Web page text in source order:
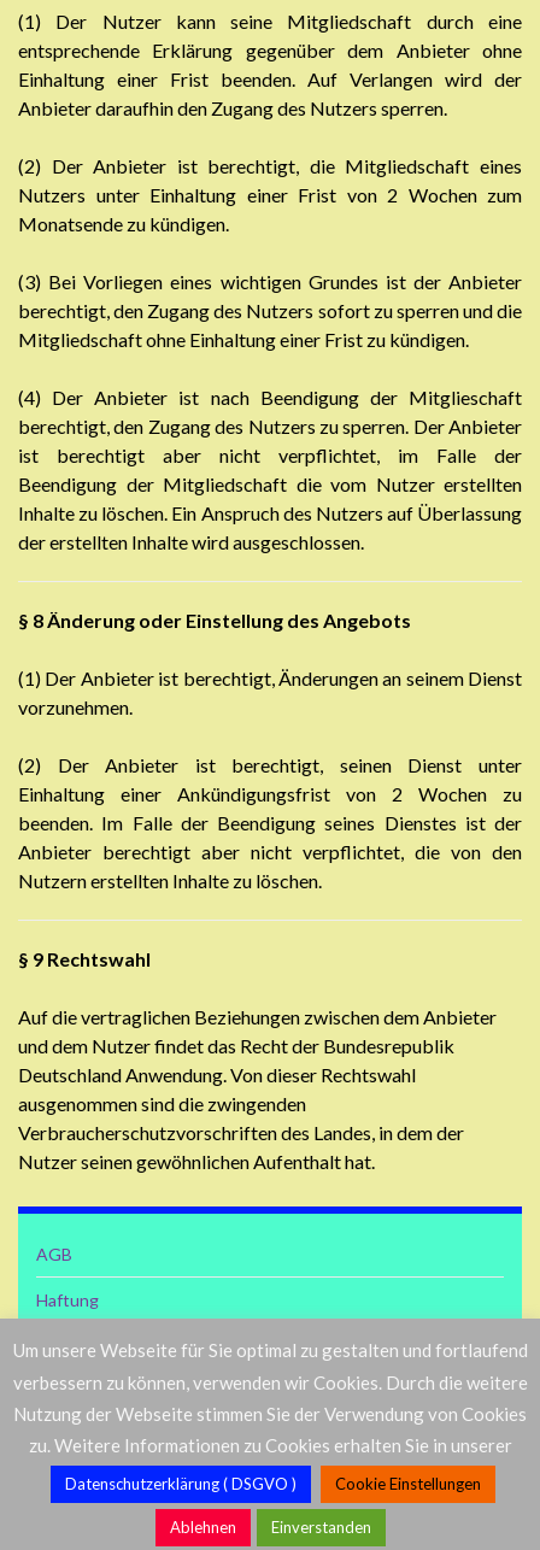
(1) Der Nutzer kann seine Mitgliedschaft durch eine
entsprechende Erklärung gegenüber dem Anbieter ohne
Einhaltung einer Frist beenden. Auf Verlangen wird der
Anbieter daraufhin den Zugang des Nutzers sperren.
(2) Der Anbieter ist berechtigt, die Mitgliedschaft eines
Nutzers unter Einhaltung einer Frist von 2 Wochen zum
Monatsende zu kündigen.
(3) Bei Vorliegen eines wichtigen Grundes ist der Anbieter
berechtigt, den Zugang des Nutzers sofort zu sperren und die
Mitgliedschaft ohne Einhaltung einer Frist zu kündigen.
(4) Der Anbieter ist nach Beendigung der Mitglieschaft
berechtigt, den Zugang des Nutzers zu sperren. Der Anbieter
ist berechtigt aber nicht verpflichtet, im Falle der
Beendigung der Mitgliedschaft die vom Nutzer erstellten
Inhalte zu löschen. Ein Anspruch des Nutzers auf Überlassung
der erstellten Inhalte wird ausgeschlossen.
§ 8Änderung oder Einstellung des Angebots
(1) Der Anbieter ist berechtigt, Änderungen an seinem Dienst
vorzunehmen.
(2) Der Anbieter ist berechtigt, seinen Dienst unter
Einhaltung einer Ankündigungsfrist von 2 Wochen zu
beenden. Im Falle der Beendigung seines Dienstes ist der
Anbieter berechtigt aber nicht verpflichtet, die von den
Nutzern erstellten Inhalte zu löschen.
§ 9 Rechtswahl
Auf die vertraglichen Beziehungen zwischen dem Anbieter
und dem Nutzer findet das Recht der Bundesrepublik
Deutschland Anwendung. Von dieser Rechtswahl
ausgenommen sind die zwingenden
Verbraucherschutzvorschriften des Landes, in dem der
Nutzer seinen gewöhnlichen Aufenthalt hat.
AGB
Haftung
Impressum
Nutzungsbedingungen
Graphene Themes.
Um unsere Webseite für Sie optimal zu gestalten und fortlaufend
verbessern zu können, verwenden wir Cookies. Durch die weitere
Nutzung der Webseite stimmen Sie der Verwendung von Cookies
zu. Weitere Informationen zu Cookies erhalten Sie in unserer
Datenschutzerklärung ( DSGVO ) Cookie Einstellungen
Ablehnen Einverstanden